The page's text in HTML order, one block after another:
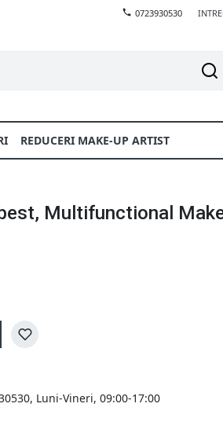
0723930530
REDUCERI MAKE-UP ARTIST
Multifunctional
, Luni-Vineri, 09:00-17:00